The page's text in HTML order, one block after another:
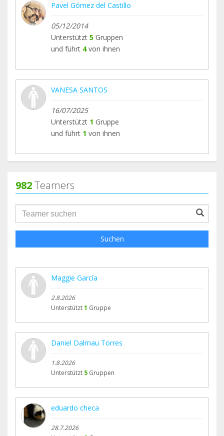
Pavel Gómez del Castillo
05/12/2014
Unterstützt 5 Gruppen
und führt 4 von ihnen
VANESA SANTOS
16/07/2025
Unterstützt 1 Gruppe
und führt 1 von ihnen
982Teamers
groupProfile.searchForm.search.text???
Suchen
Maggie García
2.8.2026
Unterstützt1 Gruppe
Daniel Dalmau Torres
1.8.2026
Unterstützt 5 Gruppen
eduardo checa
28.7.2026